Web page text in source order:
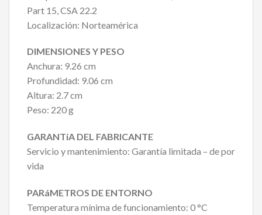
Part 15, CSA 22.2
Localización: Norteamérica
DIMENSIONES Y PESO
Anchura: 9.26 cm
Profundidad: 9.06 cm
Altura: 2.7 cm
Peso: 220 g
GARANTíA DEL FABRICANTE
Servicio y mantenimiento: Garantía limitada – de por
vida
PARáMETROS DE ENTORNO
Temperatura mínima de funcionamiento: 0 °C